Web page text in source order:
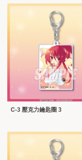
C-3 壓克力鑰匙圈 3